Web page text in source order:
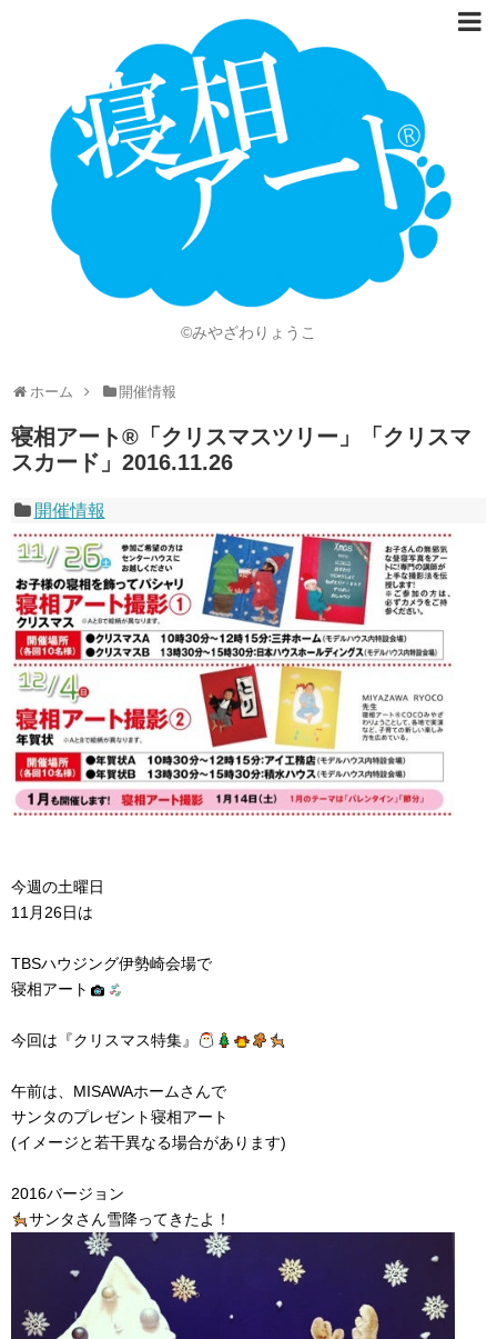
©みやざわりょうこ
ホーム 開催情報
寝相アート®「クリスマスツリー」「クリスマ
スカード」2016.11.26
開催情報
今週の土曜日
11月26日は
TBSハウジング伊勢崎会場で
寝相アート
今回は『クリスマス特集』
午前は、MISAWAホームさんで
サンタのプレゼント寝相アート
(イメージと若干異なる場合があります)
2016バージョン
サンタさん雪降ってきたよ！
Language
開催情報
動画
ニュース
知的財産権